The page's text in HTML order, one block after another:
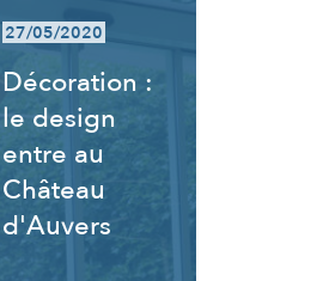
27/05/2020
Décoration :
le design
entre au
Château
d'Auvers